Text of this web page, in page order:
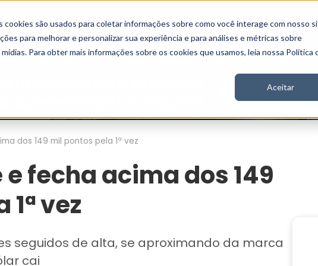
cookies são usados para coletar informações sobre como você interage com nosso
para melhorar e personalizar sua experiência e para análises e métricas sobre
Para obter mais informações sobre os cookies que usamos, leia nossa Política
Aceitar
Analistas Vídeos Stories Inscreva-se
dos 149 mil pontos pela 1ª vez
fecha acima dos 149
vez
seguidos de alta, se aproximando da marca
cai